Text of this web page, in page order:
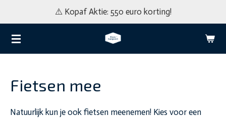
direct
naar
de
⚠️ Kopaf Aktie: 550 euro korting!
Fietsen mee
Natuurlijk kun je ook fietsen meenemen! Kies voor een